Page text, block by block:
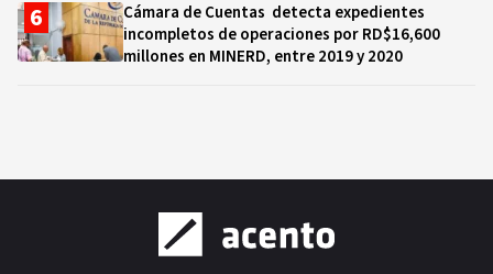
Cámara de Cuentas detecta expedientes
incompletos de operaciones por RD$16,600
millones en MINERD, entre 2019 y 2020